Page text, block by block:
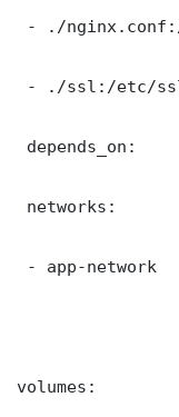
- ./
- ./ssl:/etc/
depends_on:
networks:
- app-network
volumes: